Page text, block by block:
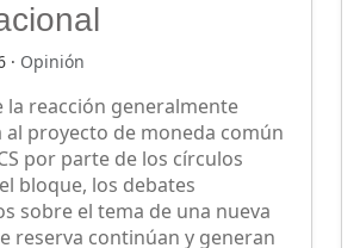
· Opinión
la reacción generalmente
al proyecto de moneda común
por parte de los círculos
bloque, los debates
sobre el tema de una nueva
reserva continúan y generan